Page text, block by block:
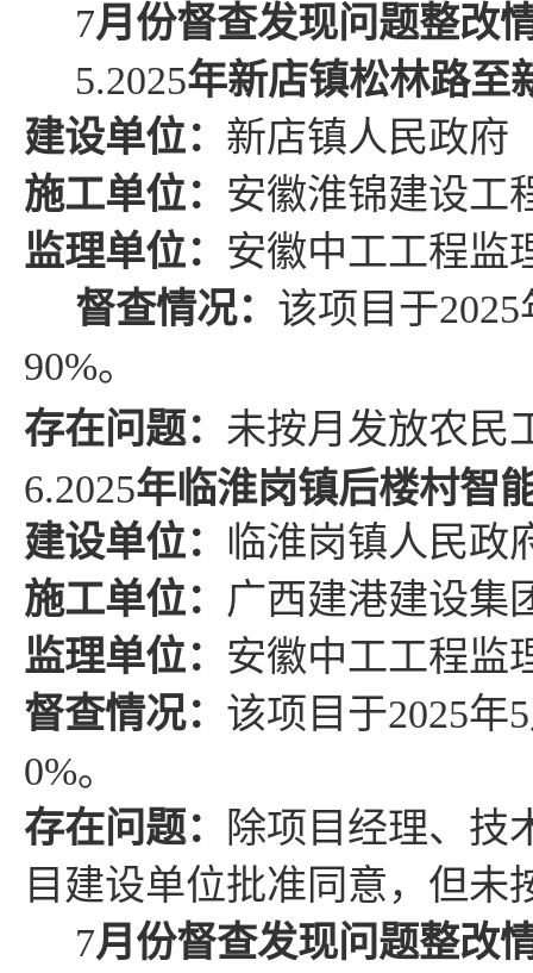
7月份督查发现问题整改
5.2025年新店镇松林路至
建设单位： 新店镇人民政府
施工单位： 安徽淮锦建设工
监理单位： 安徽中工工程监
督查情况： 该项目于2025
90%。
存在问题： 未按月发放农民
6.2025年临淮岗镇后楼村智
建设单位： 临淮岗镇人民政
施工单位： 广西建港建设集
监理单位： 安徽中工工程监
督查情况： 该项目于2025年5
0%。
存在问题：
除项目经理、技
目建设单位批准同意，但
7月份督查发现问题整改